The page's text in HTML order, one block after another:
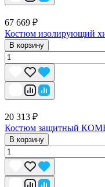
67 669 ₽
Костюм изолирующий
В корзину
20 313 ₽
Костюм защитный
В корзину